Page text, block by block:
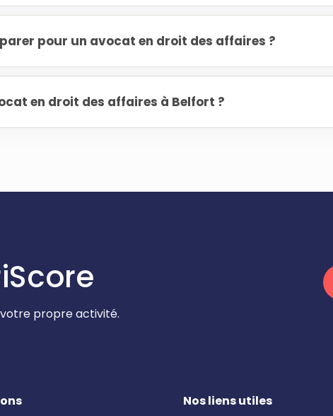
pour un avocat en droit des affaires ?
en droit des affaires à Belfort ?
propre activité.
Nos liens utiles